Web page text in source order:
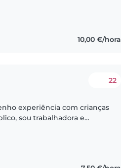
10,00 €/hora
22
experiência com crianças
sou trabalhadora e